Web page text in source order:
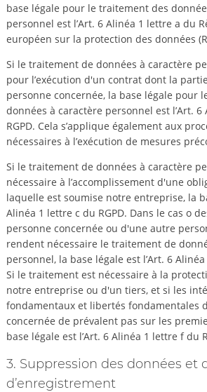
base légale pour le traitement des
personnel est l’Art. 6 Alinéa 1 lettre a du
européen sur la protection des données
Si le traitement de données à caractère
pour l’exécution d'un contrat dont la
personne concernée, la base légale pour
données à caractère personnel est l’Art.
RGPD. Cela s’applique également aux
nécessaires à l’exécution de mesures
Si le traitement de données à caractère
nécessaire à l’accomplissement d'une
laquelle est soumise notre entreprise, la
Alinéa 1 lettre c du RGPD. Dans le cas o
personne concernée ou d'une autre
rendent nécessaire le traitement de
personnel, la base légale est l’Art. 6
Si le traitement est nécessaire à la
notre entreprise ou d'un tiers, et si les
fondamentaux et libertés fondamentales
concernée de prévalent pas sur les
base légale est l’Art. 6 Alinéa 1 lettre f du
3. Suppression des données et
d’enregistrement